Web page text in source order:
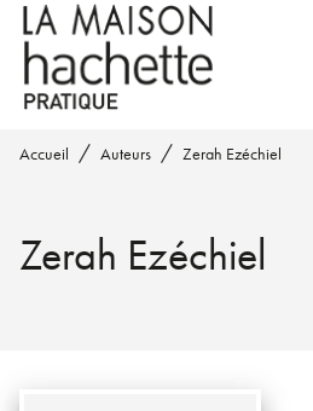
MENU RECHERCHE
PIED DE PAGE
Accueil / Auteurs / Zerah Ezéchiel
Zerah Ezéchiel